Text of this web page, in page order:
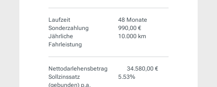
Laufzeit
48 Monate
Sonderzahlung
990,00 €
Jährliche
Fahrleistung
10.000 km
Nettodarlehensbetrag
34.580,00 €
Sollzinssatz
(gebunden) p.a.
5.53%